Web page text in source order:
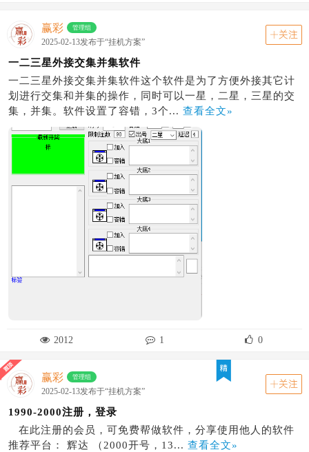
赢彩 管理组
2025-02-13发布于“挂机方案”
关注
一二三星外接交集并集软件
一二三星外接交集并集软件这个软件是为了方便外接其它计
划进行交集和并集的操作，同时可以一星，二星，三星的交
集，并集。软件设置了容错，3个... 查看全文»
2012 1 0
赢彩 管理组
2025-02-13发布于“挂机方案”
关注
1990-2000注册，登录
在此注册的会员，可免费帮做软件，分享使用他人的软件
推荐平台： 辉达 （2000开号，13... 查看全文»